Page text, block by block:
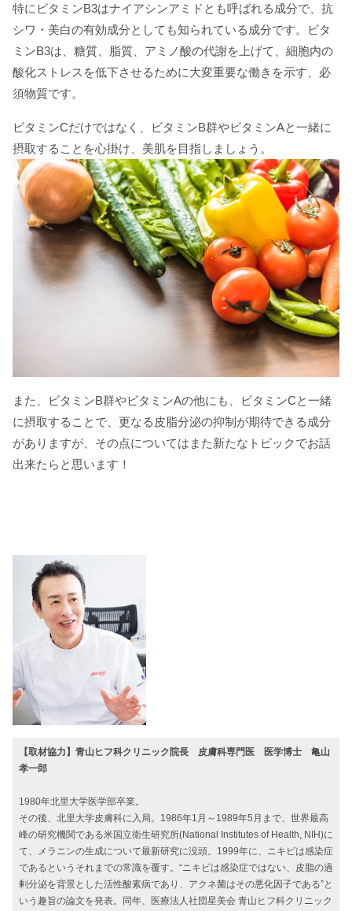
特にビタミンB3はナイアシンアミドとも呼ばれる成分で、抗
シワ・美白の有効成分としても知られている成分です。ビタ
ミンB3は、糖質、脂質、アミノ酸の代謝を上げて、細胞内の
酸化ストレスを低下させるために大変重要な働きを示す、必
須物質です。
ビタミンCだけではなく、ビタミンB群やビタミンAと一緒に
摂取することを心掛け、美肌を目指しましょう。
また、ビタミンB群やビタミンAの他にも、ビタミンCと一緒
に摂取することで、更なる皮脂分泌の抑制が期待できる成分
がありますが、その点についてはまた新たなトピックでお話
出来たらと思います！
【取材協力】青山ヒフ科クリニック院長 皮膚科専門医 医学博士 亀山
孝一郎
1980年北里大学医学部卒業。
その後、北里大学皮膚科に入局。1986年1月～1989年5月まで、世界最高
峰の研究機関である米国立衛生研究所(National Institutes of Health, NIH)に
て、メラニンの生成について最新研究に没頭。1999年に、ニキビは感染症
であるというそれまでの常識を覆す。“ニキビは感染症ではない、皮脂の過
剰分泌を背景とした活性酸素病であり、アクネ菌はその悪化因子である”と
いう趣旨の論文を発表。同年、医療法人社団星美会 青山ヒフ科クリニック